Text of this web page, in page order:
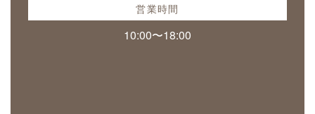
営業時間
10:00〜18:00